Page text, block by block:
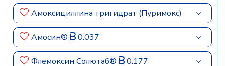
Амоксициллина тригидрат (Пуримокс)
Амосин® 0.037
Флемоксин Солютаб® 0.177